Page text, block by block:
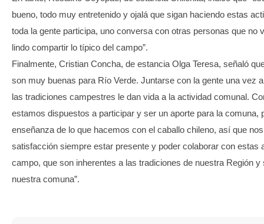
bueno, todo muy entretenido y ojalá que sigan haciendo estas
toda la gente participa, uno conversa con otras personas que no
lindo compartir lo típico del campo”.
Finalmente, Cristian Concha, de estancia Olga Teresa, señaló
son muy buenas para Río Verde. Juntarse con la gente una vez
las tradiciones campestres le dan vida a la actividad comunal.
estamos dispuestos a participar y ser un aporte para la comuna,
enseñanza de lo que hacemos con el caballo chileno, así que
satisfacción siempre estar presente y poder colaborar con estas
campo, que son inherentes a las tradiciones de nuestra Región y
nuestra comuna”.